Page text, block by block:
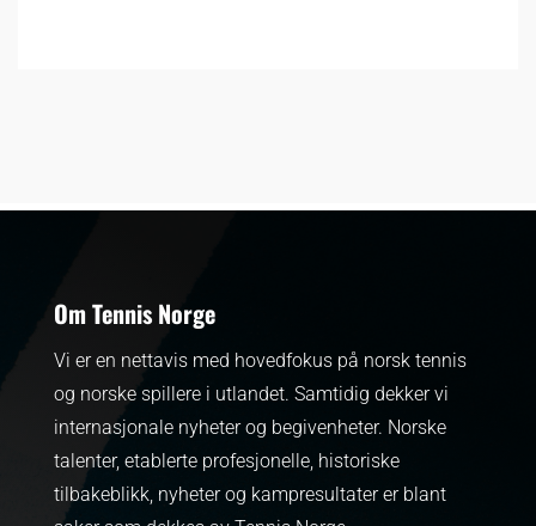
Om Tennis Norge
Vi er en nettavis med hovedfokus på norsk tennis
og norske spillere i utlandet. Samtidig dekker vi
internasjonale nyheter og begivenheter. Norske
talenter, etablerte profesjonelle, historiske
tilbakeblikk, nyheter og kampresultater er blant